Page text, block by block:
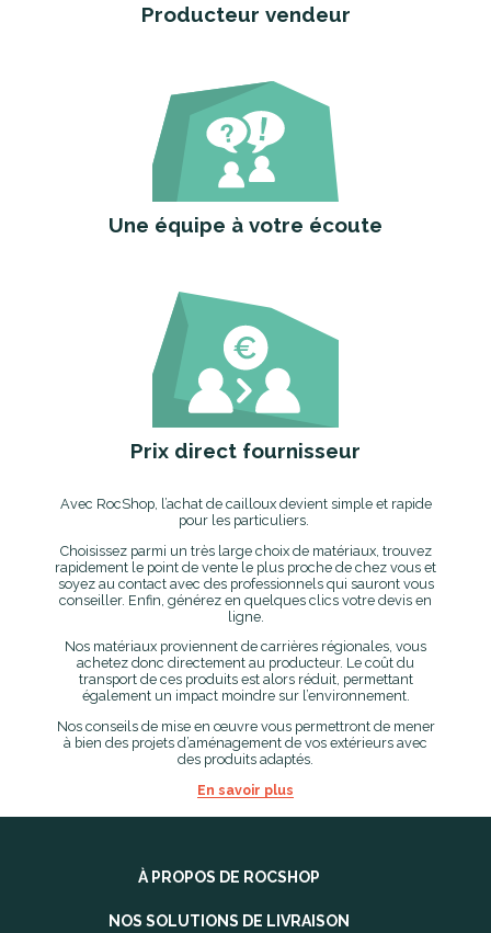
Producteur vendeur
Une équipe à votre écoute
Prix direct fournisseur
Avec RocShop, l’achat de cailloux devient simple et rapide
pour les particuliers.
Choisissez parmi un très large choix de matériaux, trouvez
rapidement le point de vente le plus proche de chez vous et
soyez au contact avec des professionnels qui sauront vous
conseiller. Enfin, générez en quelques clics votre devis en
ligne.
Nos matériaux proviennent de carrières régionales, vous
achetez donc directement au producteur. Le coût du
transport de ces produits est alors réduit, permettant
également un impact moindre sur l’environnement.
Nos conseils de mise en œuvre vous permettront de mener
à bien des projets d’aménagement de vos extérieurs avec
des produits adaptés.
En savoir plus
À PROPOS DE ROCSHOP
NOS SOLUTIONS DE LIVRAISON